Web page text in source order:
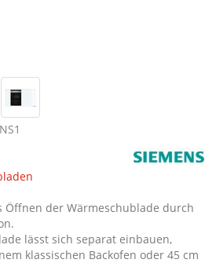
Öffnen der Wärmeschublade durch
lässt sich separat einbauen,
klassischen Backofen oder 45 cm